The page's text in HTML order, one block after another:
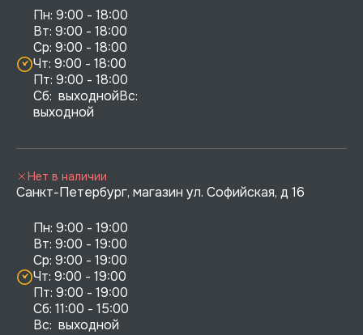
Пн: 9:00 - 18:00
Вт: 9:00 - 18:00
Ср: 9:00 - 18:00
Чт: 9:00 - 18:00
Пт: 9:00 - 18:00
Сб:  выходнойВс:
выходной
Санкт-Петербург, магазин ул. Софийская, д 16
Пн: 9:00 - 19:00
Вт: 9:00 - 19:00
Ср: 9:00 - 19:00
Чт: 9:00 - 19:00
Пт: 9:00 - 19:00
Сб: 11:00 - 15:00
Вс:  выходной
Нет в наличии